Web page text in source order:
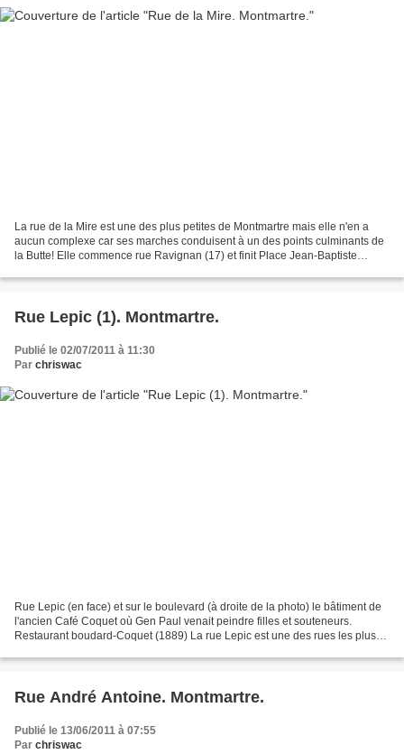
La rue de la Mire est une des plus petites de Montmartre mais elle n'en a
aucun complexe car ses marches conduisent à un des points culminants de
la Butte! Elle commence rue Ravignan (17) et finit Place Jean-Baptiste
Rue Lepic (1). Montmartre.
Publié le 02/07/2011 à 11:30
Par chriswac
Rue Lepic (en face) et sur le boulevard (à droite de la photo) le bâtiment de
l'ancien Café Coquet où Gen Paul venait peindre filles et souteneurs.
Restaurant boudard-Coquet (1889) La rue Lepic est une des rues les plus
Rue André Antoine. Montmartre.
Publié le 13/06/2011 à 07:55
Par chriswac